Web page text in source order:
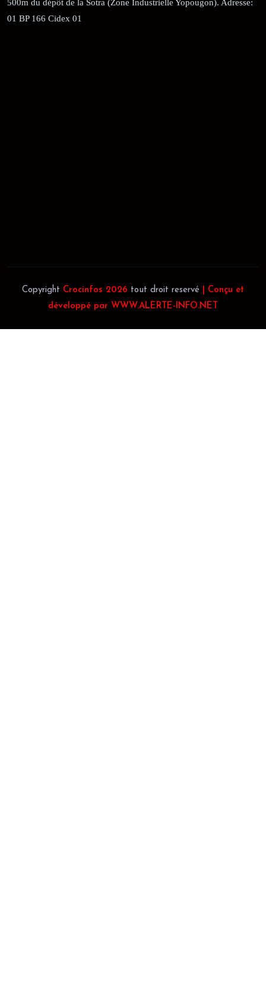
500m du dépôt de la Sotra (Zone Industrielle Yopougon). Adresse:
01 BP 166 Cidex 01
Copyright Crocinfos 2026 tout droit reservé
| Conçu et
développé par WWW.ALERTE-INFO.NET